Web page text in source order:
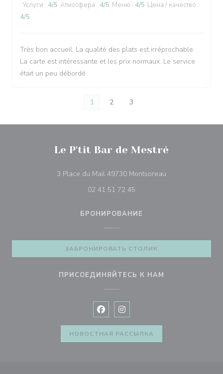
Услуги : 4/5 Атмосфера : 4/5 Меню : 4/5 Цена / качество :
4/5
Très bon accueil. La qualité des plats est irréprochable.
La carte est intéressante et les prix normaux. Le service
était un peu débordé.
1 2 3
Le P'tit Bar de Mestré
3 Place du Mail 49730 Montsoreau
02 41 51 72 45
БРОНИРОВАНИЕ
ЗАБРОНИРОВАТЬ СТОЛИК
ПРИСОЕДИНЯЙТЕСЬ К НАМ
Facebook ((открывается в новом
Instagram ((открывается в
НОВОСТНАЯ РАССЫЛКА